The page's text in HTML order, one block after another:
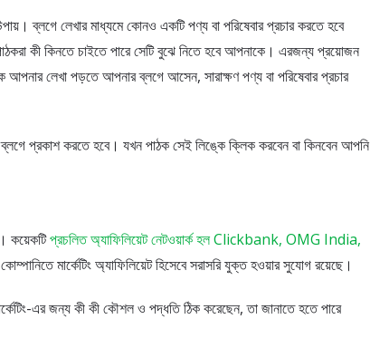
ব্লগে লেখার মাধ্যমে কোনও একটি পণ্য বা পরিষেবার প্রচার করতে হবে
কী কিনতে চাইতে পারে সেটি বুঝে নিতে হবে আপনাকে। এরজন্য প্রয়োজন
আপনার লেখা পড়তে আপনার ব্লগে আসেন, সারাক্ষণ পণ্য বা পরিষেবার প্রচার
ব্লগে প্রকাশ করতে হবে। যখন পাঠক সেই লিঙ্কে ক্লিক করবেন বা কিনবেন আপনি
কয়েকটিপ্রচলিত অ্যাফিলিয়েট নেটওয়ার্ক হল Clickbank, OMG India,
মার্কেটিং অ্যাফিলিয়েট হিসেবে সরাসরি যুক্ত হওয়ার সুযোগ রয়েছে।
এর জন্য কী কী কৌশল ও পদ্ধতি ঠিক করেছেন, তা জানাতে হতে পারে